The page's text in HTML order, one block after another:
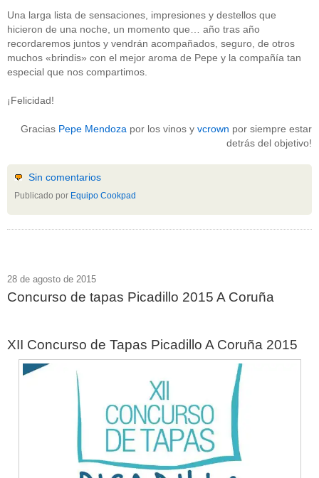
Una larga lista de sensaciones, impresiones y destellos que
hicieron de una noche, un momento que… año tras año
recordaremos juntos y vendrán acompañados, seguro, de otros
muchos «brindis» con el mejor aroma de Pepe y la compañía tan
especial que nos compartimos.
¡Felicidad!
Gracias Pepe Mendoza por los vinos y vcrown por siempre estar
detrás del objetivo!
Sin comentarios
Publicado por Equipo Cookpad
28 de agosto de 2015
Concurso de tapas Picadillo 2015 A Coruña
XII Concurso de Tapas Picadillo A Coruña 2015